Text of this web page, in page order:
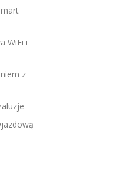
WiFi i
z